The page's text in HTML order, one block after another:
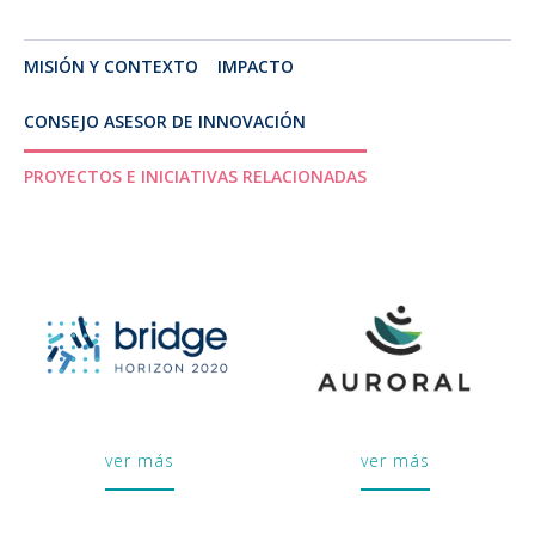
MISIÓN Y CONTEXTO IMPACTO
CONSEJO ASESOR DE INNOVACIÓN
PROYECTOS E INICIATIVAS RELACIONADAS
ver más ver más